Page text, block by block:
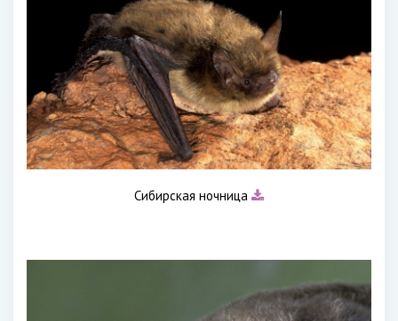
Сибирская ночница